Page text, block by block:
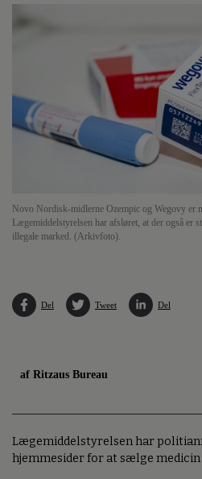
Novo Nordisk-midlerne Ozempic og Wegovy er
Lægemiddelstyrelsen har afsløret, at der også er
illegale marked. (Arkivfoto).
Del Tweet Del
af Ritzaus Bureau
Lægemiddelstyrelsen har
hjemmesider for at sælge